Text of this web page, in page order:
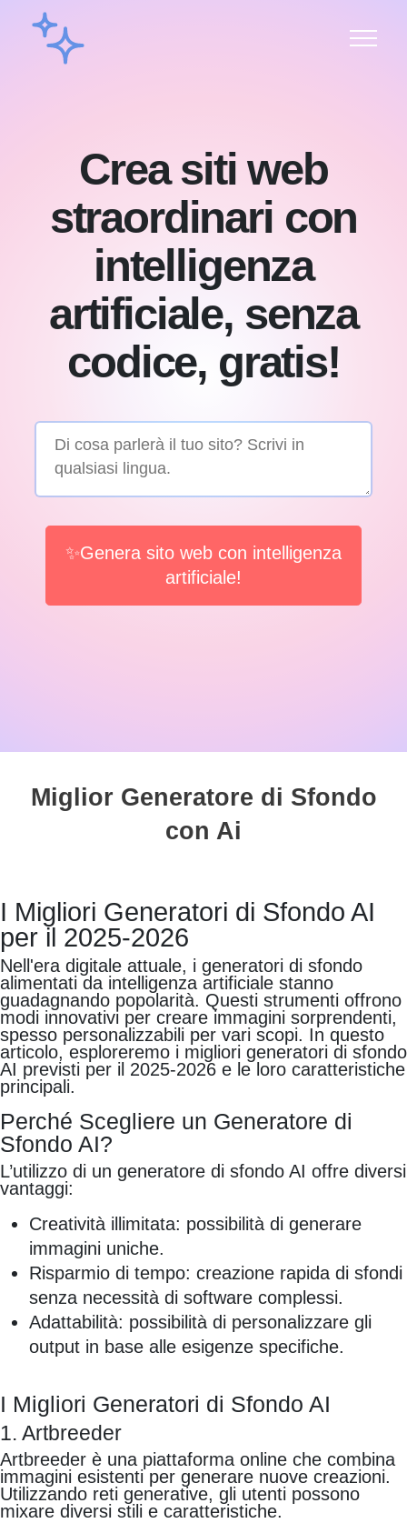
Crea siti web
straordinari con
intelligenza
artificiale, senza
codice, gratis!
✨Genera sito web con intelligenza
artificiale!
Miglior Generatore di Sfondo
con Ai
I Migliori Generatori di Sfondo AI
per il 2025-2026
Nell'era digitale attuale, i generatori di sfondo
alimentati da intelligenza artificiale stanno
guadagnando popolarità. Questi strumenti offrono
modi innovativi per creare immagini sorprendenti,
spesso personalizzabili per vari scopi. In questo
articolo, esploreremo i migliori generatori di sfondo
AI previsti per il 2025-2026 e le loro caratteristiche
principali.
Perché Scegliere un Generatore di
Sfondo AI?
L’utilizzo di un generatore di sfondo AI offre diversi
vantaggi:
Creatività illimitata: possibilità di generare
immagini uniche.
Risparmio di tempo: creazione rapida di sfondi
senza necessità di software complessi.
Adattabilità: possibilità di personalizzare gli
output in base alle esigenze specifiche.
I Migliori Generatori di Sfondo AI
1. Artbreeder
Artbreeder è una piattaforma online che combina
immagini esistenti per generare nuove creazioni.
Utilizzando reti generative, gli utenti possono
mixare diversi stili e caratteristiche.